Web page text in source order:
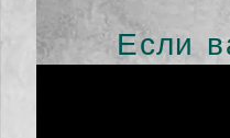
Если